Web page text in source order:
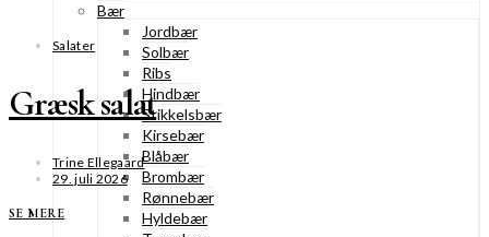
Bær
Jordbær
Solbær
Ribs
Hindbær
Stikkelsbær
Kirsebær
Blåbær
Brombær
Rønnebær
Hyldebær
Salater
Græsk salat
Trine Ellegaard
29. juli 2026
SE MERE